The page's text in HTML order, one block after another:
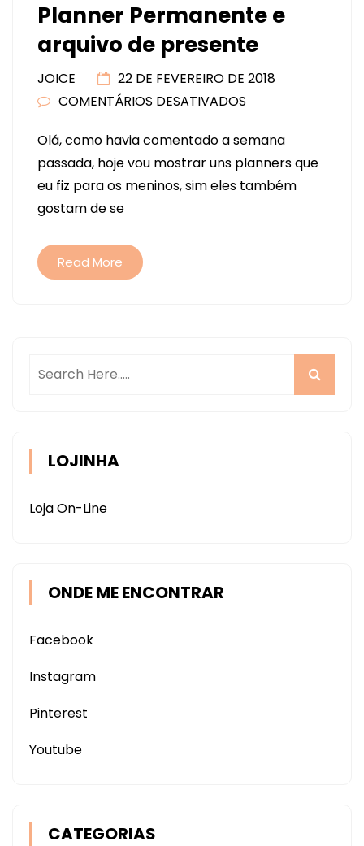
Planner Permanente e
arquivo de presente
JOICE
22 DE FEVEREIRO DE 2018
COMENTÁRIOS DESATIVADOS
PERMANENTE
E
ARQUIVO
Olá, como havia comentado a semana
passada, hoje vou mostrar uns planners que
eu fiz para os meninos, sim eles também
gostam de se
Read More
LOJINHA
Loja On-Line
ONDE ME ENCONTRAR
Facebook
Instagram
Pinterest
Youtube
CATEGORIAS